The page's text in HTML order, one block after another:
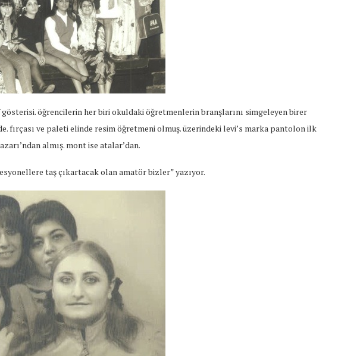
gösterisi. öğrencilerin her biri okuldaki öğretmenlerin branşlarını simgeleyen birer
fırçası ve paleti elinde resim öğretmeni olmuş. üzerindeki levi’s marka pantolon ilk
almış. mont ise atalar’dan.
taş çıkartacak olan amatör bizler” yazıyor.